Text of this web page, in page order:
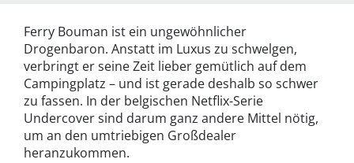
Ferry Bouman ist ein ungewöhnlicher
Drogenbaron. Anstatt im Luxus zu schwelgen,
verbringt er seine Zeit lieber gemütlich auf dem
Campingplatz – und ist gerade deshalb so schwer
zu fassen. In der belgischen Netflix-Serie
Undercover sind darum ganz andere Mittel nötig,
um an den umtriebigen Großdealer
heranzukommen.